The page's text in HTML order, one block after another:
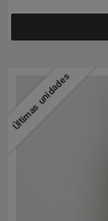
Últimas unidades